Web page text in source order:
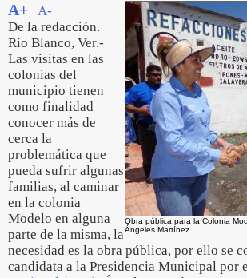
Obra pública para la Colonia
Ángeles Martínez.
A+
A-
De la redacción.
Río Blanco, Ver.-
Las visitas en las
colonias del
municipio tienen
como finalidad
conocer más de
cerca la
problemática que
pueda sufrir algunas
familias, al caminar
en la colonia
Modelo en alguna
parte de la misma, la
necesidad es la obra pública, por ello se
candidata a la Presidencia Municipal por